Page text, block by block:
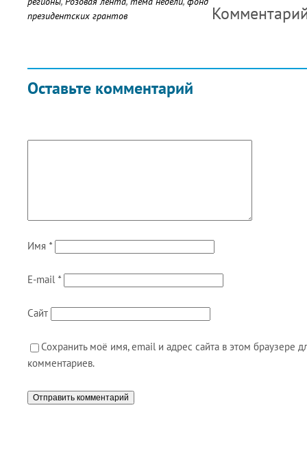
президентских грантов
Оставьте комментарий
Имя *
E-mail *
Сайт
Сохранить моё имя, email и адрес сайта в этом браузере
комментариев.